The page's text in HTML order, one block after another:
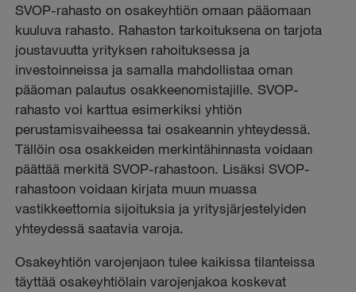
SVOP-rahasto on osakeyhtiön omaan pääomaan
kuuluva rahasto. Rahaston tarkoituksena on tarjota
joustavuutta yrityksen rahoituksessa ja
investoinneissa ja samalla mahdollistaa oman
pääoman palautus osakkeenomistajille. SVOP-
rahasto voi karttua esimerkiksi yhtiön
perustamisvaiheessa tai osakeannin yhteydessä.
Tällöin osa osakkeiden merkintähinnasta voidaan
päättää merkitä SVOP-rahastoon. Lisäksi SVOP-
rahastoon voidaan kirjata muun muassa
vastikkeettomia sijoituksia ja yritysjärjestelyiden
yhteydessä saatavia varoja.
Osakeyhtiön varojenjaon tulee kaikissa tilanteissa
täyttää osakeyhtiölain varojenjakoa koskevat